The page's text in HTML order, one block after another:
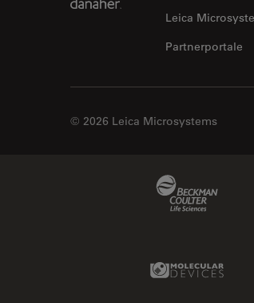
Leica
Partnerportale
© 2026 Leica Microsystems
Molecular